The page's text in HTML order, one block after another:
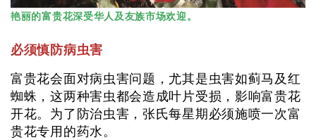
艳丽的富贵花深受华人及友族市场欢迎。
必须慎防病虫害
富贵花会面对病虫害问题，尤其是虫害如蓟马及红
蜘蛛，这两种害虫都会造成叶片受损，影响富贵花
开花。为了防治虫害，张氏每星期必须施喷一次富
贵花专用的药水。